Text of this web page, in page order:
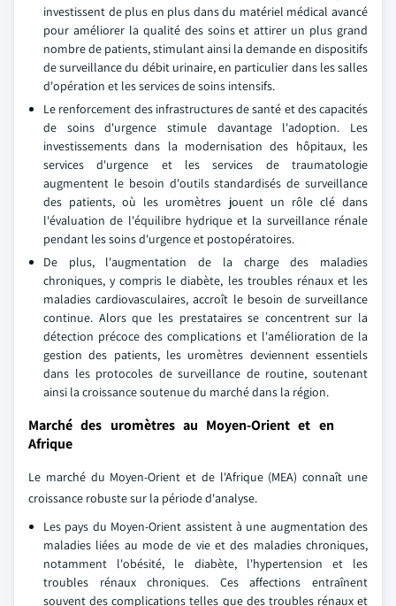
investissent de plus en plus dans du matériel médical avancé
pour améliorer la qualité des soins et attirer un plus grand
nombre de patients, stimulant ainsi la demande en dispositifs
de surveillance du débit urinaire, en particulier dans les salles
d'opération et les services de soins intensifs.
Le renforcement des infrastructures de santé et des capacités
de soins d'urgence stimule davantage l'adoption. Les
investissements dans la modernisation des hôpitaux, les
services d'urgence et les services de traumatologie
augmentent le besoin d'outils standardisés de surveillance
des patients, où les uromètres jouent un rôle clé dans
l'évaluation de l'équilibre hydrique et la surveillance rénale
pendant les soins d'urgence et postopératoires.
De plus, l'augmentation de la charge des maladies
chroniques, y compris le diabète, les troubles rénaux et les
maladies cardiovasculaires, accroît le besoin de surveillance
continue. Alors que les prestataires se concentrent sur la
détection précoce des complications et l'amélioration de la
gestion des patients, les uromètres deviennent essentiels
dans les protocoles de surveillance de routine, soutenant
ainsi la croissance soutenue du marché dans la région.
Marché des uromètres au Moyen-Orient et en
Afrique
Le marché du Moyen-Orient et de l'Afrique (MEA) connaît une
croissance robuste sur la période d'analyse.
Les pays du Moyen-Orient assistent à une augmentation des
maladies liées au mode de vie et des maladies chroniques,
notamment l'obésité, le diabète, l'hypertension et les
troubles rénaux chroniques. Ces affections entraînent
souvent des complications telles que des troubles rénaux et